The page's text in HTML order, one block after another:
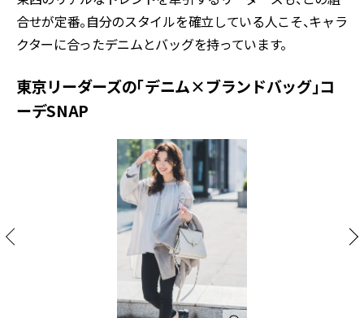
合せが定番。自分のスタイルを確立している人こそ、キャラ
クターに合ったデニムとバッグを持っています。
東京リーダーズの「デニム×ブランドバッグ」コ
ーデSNAP